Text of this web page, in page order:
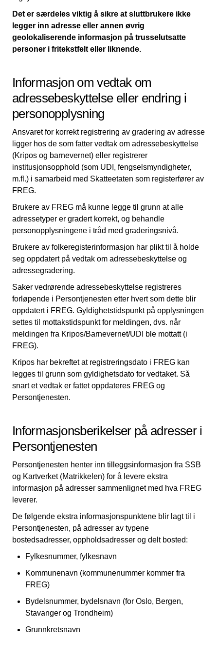
Det er særdeles viktig å sikre at sluttbrukere ikke
legger inn adresse eller annen øvrig
geolokaliserende informasjon på trusselutsatte
personer i fritekstfelt eller liknende.
Informasjon om vedtak om
adressebeskyttelse eller endring i
personopplysning
Ansvaret for korrekt registrering av gradering av adresse
ligger hos de som fatter vedtak om adressebeskyttelse
(Kripos og barnevernet) eller registrerer
institusjonsopphold (som UDI, fengselsmyndigheter,
m.fl.) i samarbeid med Skatteetaten som registerfører av
FREG.
Brukere av FREG må kunne legge til grunn at alle
adressetyper er gradert korrekt, og behandle
personopplysningene i tråd med graderingsnivå.
Brukere av folkeregisterinformasjon har plikt til å holde
seg oppdatert på vedtak om adressebeskyttelse og
adressegradering.
Saker vedrørende adressebeskyttelse registreres
forløpende i Persontjenesten etter hvert som dette blir
oppdatert i FREG. Gyldighetstidspunkt på opplysningen
settes til mottakstidspunkt for meldingen, dvs. når
meldingen fra Kripos/Barnevernet/UDI ble mottatt (i
FREG).
Kripos har bekreftet at registreringsdato i FREG kan
legges til grunn som gyldighetsdato for vedtaket. Så
snart et vedtak er fattet oppdateres FREG og
Persontjenesten.
Informasjonsberikelser på adresser i
Persontjenesten
Persontjenesten henter inn tilleggsinformasjon fra SSB
og Kartverket (Matrikkelen) for å levere ekstra
informasjon på adresser sammenlignet med hva FREG
leverer.
De følgende ekstra informasjonspunktene blir lagt til i
Persontjenesten, på adresser av typene
bostedsadresser, oppholdsadresser og delt bosted:
Fylkesnummer, fylkesnavn
Kommunenavn (kommunenummer kommer fra
FREG)
Bydelsnummer, bydelsnavn (for Oslo, Bergen,
Stavanger og Trondheim)
Grunnkretsnavn